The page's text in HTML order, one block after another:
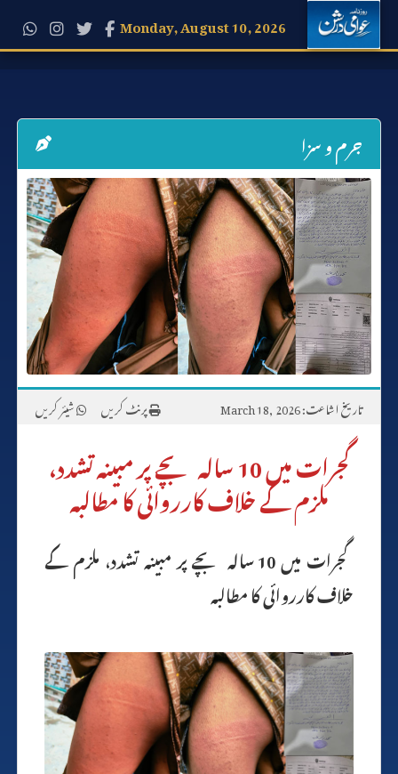
Monday, August 10, 2026
جرم و سزا
تاریخ اشاعت: March 18, 2026 پرنٹ کریں شیئر کریں
گجرات میں 10 سالہ بچے پر مبینہ تشدد،
ملزم کے خلاف کارروائی کا مطالبہ
گجرات میں 10 سالہ بچے پر مبینہ تشدد، ملزم کے
خلاف کارروائی کا مطالبہ